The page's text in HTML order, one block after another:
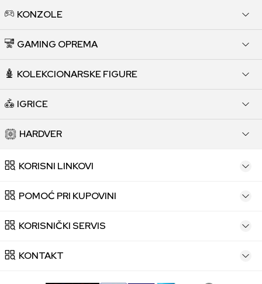
KONZOLE
GAMING OPREMA
KOLEKCIONARSKE FIGURE
IGRICE
HARDVER
KORISNI LINKOVI
POMOĆ PRI KUPOVINI
KORISNIČKI SERVIS
KONTAKT